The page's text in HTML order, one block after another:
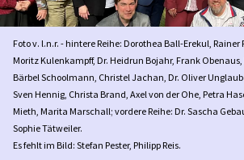
Foto v. l.n.r. - hintere Reihe: Dorothea Ball-Erekul, Rainer
Moritz Kulenkampff, Dr. Heidrun Bojahr, Frank
Bärbel Schoolmann, Christel Jachan, Dr. Oliver
Sven Hennig, Christa Brand, Axel von der Ohe, Petra
Mieth, Marita Marschall; vordere Reihe: Dr. Sascha
Sophie Tätweiler.
Es fehlt im Bild: Stefan Pester, Philipp Reis.